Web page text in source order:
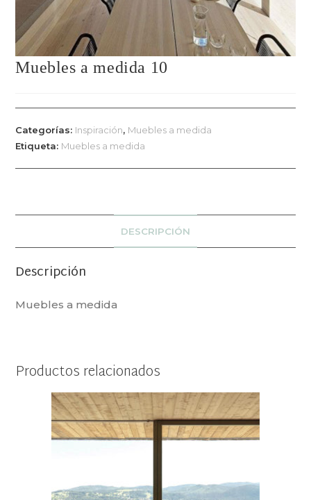
Muebles a medida 10
Categorías: Inspiración, Muebles a medida
Etiqueta: Muebles a medida
DESCRIPCIÓN
Descripción
Muebles a medida
Productos relacionados